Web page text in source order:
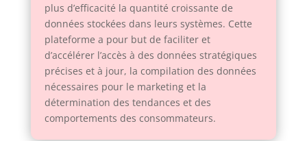
plus d’efficacité la quantité croissante de
données stockées dans leurs systèmes. Cette
plateforme a pour but de faciliter et
d’accélérer l’accès à des données stratégiques
précises et à jour, la compilation des données
nécessaires pour le marketing et la
détermination des tendances et des
comportements des consommateurs.